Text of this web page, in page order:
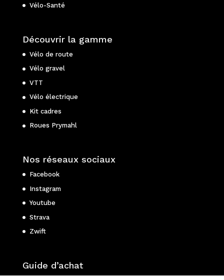
Vélo-Santé
Découvrir la gamme
Vélo de route
Vélo gravel
VTT
Vélo électrique
Kit cadres
Roues Prymahl
Nos réseaux sociaux
Facebook
Instagram
Youtube
Strava
Zwift
Guide d’achat